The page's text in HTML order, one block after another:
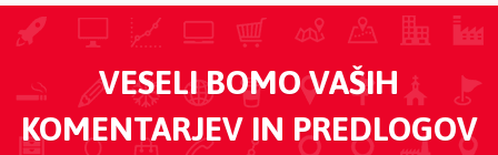
VESELI BOMO VAŠIH
KOMENTARJEV IN PREDLOGOV